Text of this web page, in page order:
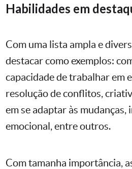
Habilidades em
Com uma lista ampla e
destacar como exemplos:
capacidade de trabalhar em
resolução de conflitos,
em se adaptar às mudanças,
emocional, entre outros.
Com tamanha importância,